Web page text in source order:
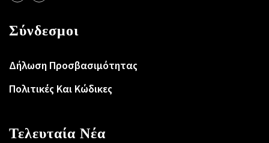
Σύνδεσμοι
Δήλωση Προσβασιμότητας
Πολιτικές Και Κώδικες
Τελευταία Νέα